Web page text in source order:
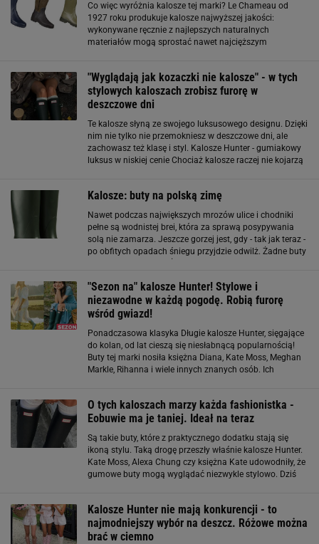
Co więc wyróżnia kalosze tej marki? Le Chameau od
1927 roku produkuje kalosze najwyższej jakości:
wykonywane ręcznie z najlepszych naturalnych
materiałów mogą sprostać nawet najcięższym
jakości skór
"Wyglądają jak kozaczki nie kalosze" - w tych
stylowych kaloszach zrobisz furorę w
deszczowe dni
Te kalosze słyną ze swojego luksusowego designu. Dzięki
nim nie tylko nie przemokniesz w deszczowe dni, ale
zachowasz też klasę i styl. Kalosze Hunter - gumiakowy
luksus w niskiej cenie Chociaż kalosze raczej nie kojarzą
Kalosze: buty na polską zimę
Nawet podczas największych mrozów ulice i chodniki
pełne są wodnistej brei, która za sprawą posypywania
solą nie zamarza. Jeszcze gorzej jest, gdy - tak jak teraz -
po obfitych opadach śniegu przyjdzie odwilż. Żadne buty
"Sezon na" kalosze Hunter! Stylowe i
niezawodne w każdą pogodę. Robią furorę
wśród gwiazd!
Ponadczasowa klasyka Długie kalosze Hunter, sięgające
do kolan, od lat cieszą się niesłabnącą popularnością!
Buty tej marki nosiła księżna Diana, Kate Moss, Meghan
Markle, Rihanna i wiele innych znanych osób. Ich
O tych kaloszach marzy każda fashionistka -
Eobuwie ma je taniej. Ideał na teraz
Są takie buty, które z praktycznego dodatku stają się
ikoną stylu. Taką drogę przeszły właśnie kalosze Hunter.
Kate Moss, Alexa Chung czy księżna Kate udowodniły, że
gumowe buty mogą wyglądać niezwykle stylowo. Dziś
Kalosze Hunter nie mają konkurencji - to
najmodniejszy wybór na deszcz. Różowe można
brać w ciemno